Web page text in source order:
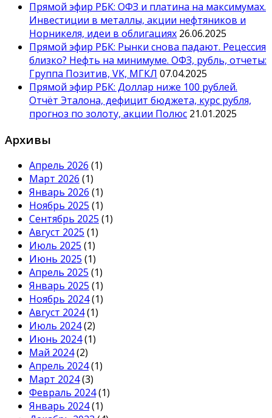
Прямой эфир РБК: ОФЗ и платина на максимумах.
Инвестиции в металлы, акции нефтяников и
Норникеля, идеи в облигациях 26.06.2025
Прямой эфир РБК: Рынки снова падают. Рецессия
близко? Нефть на минимуме. ОФЗ, рубль, отчеты:
Группа Позитив, VK, МГКЛ 07.04.2025
Прямой эфир РБК: Доллар ниже 100 рублей.
Отчёт Эталона, дефицит бюджета, курс рубля,
прогноз по золоту, акции Полюс 21.01.2025
Архивы
Апрель 2026 (1)
Март 2026 (1)
Январь 2026 (1)
Ноябрь 2025 (1)
Сентябрь 2025 (1)
Август 2025 (1)
Июль 2025 (1)
Июнь 2025 (1)
Апрель 2025 (1)
Январь 2025 (1)
Ноябрь 2024(1)
Август 2024(1)
Июль 2024(2)
Июнь 2024(1)
Май 2024(2)
Апрель 2024(1)
Март 2024(3)
Февраль 2024(1)
Январь 2024(1)